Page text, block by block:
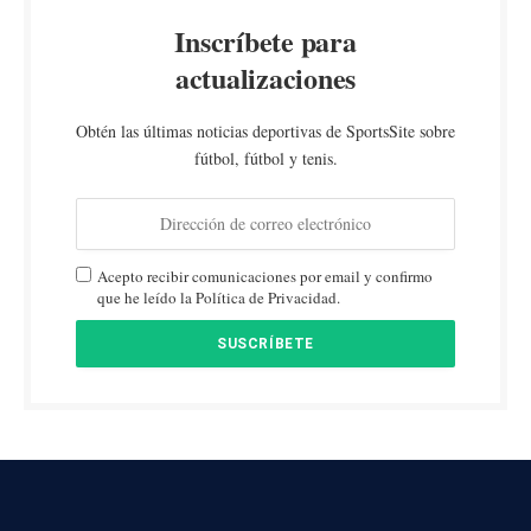
Inscríbete para
actualizaciones
Obtén las últimas noticias deportivas de SportsSite sobre
fútbol, fútbol y tenis.
Acepto recibir comunicaciones por email y confirmo
que he leído la Política de Privacidad.